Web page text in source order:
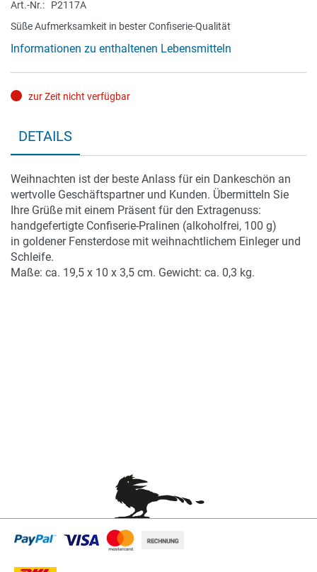
der
Bildergalerie
Art.-Nr.
P2117A
Süße Aufmerksamkeit in bester Confiserie-Qualität
Informationen zu enthaltenen Lebensmitteln
zur Zeit nicht verfügbar
DETAILS
Weihnachten ist der beste Anlass für ein Dankeschön an
wertvolle Geschäftspartner und Kunden. Übermitteln Sie
Ihre Grüße mit einem Präsent für den Extragenuss:
handgefertigte Confiserie-Pralinen (alkoholfrei, 100 g)
in goldener Fensterdose mit weihnachtlichem Einleger und
Schleife.
Maße: ca. 19,5 x 10 x 3,5 cm. Gewicht: ca. 0,3 kg.